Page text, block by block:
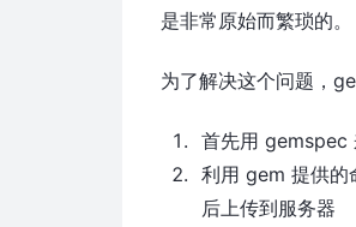
是非常原始而繁琐的。
为了解决这个问题，
首先用 gemspec
利用 gem 提供的
后上传到服务器